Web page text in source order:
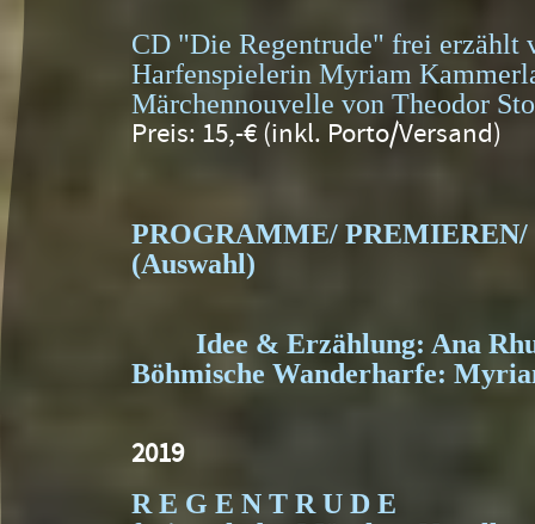
CD "Die Regentrude" frei erzählt
Harfenspielerin Myriam
Märchennouvelle von Theodor
Preis: 15,-€ (inkl. Porto/Versand)
PROGRAMME/
(Auswahl)
Idee & Erzählung: Ana
Böhmische Wanderharfe:
2019
R E G E N T R U D E